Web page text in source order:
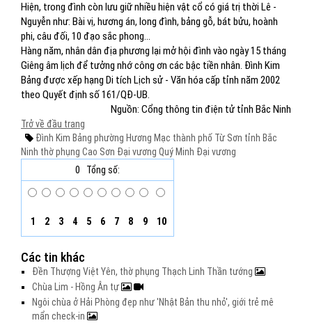
Hiện, trong đình còn lưu giữ nhiều hiện vật cổ có giá trị thời Lê -
Nguyễn như: Bài vị, hương án, long đình, bảng gỗ, bát bửu, hoành
phi, câu đối, 10 đạo sắc phong...
Hàng năm, nhân dân địa phương lại mở hội đình vào ngày 15 tháng
Giêng âm lịch để tưởng nhớ công ơn các bậc tiền nhân. Đình Kim
Bảng được xếp hạng Di tích Lịch sử - Văn hóa cấp tỉnh năm 2002
theo Quyết định số 161/QĐ-UB.
Nguồn: Cổng thông tin điện tử tỉnh Bắc Ninh
Trở về đầu trang
Đình Kim Bảng phường Hương Mạc thành phố Từ Sơn tỉnh Bắc
Ninh thờ phụng Cao Sơn Đại vương Quý Minh Đại vương
0
Tổng số:
1 2 3 4 5 6 7 8 9 10
Các tin khác
Đền Thượng Việt Yên, thờ phụng Thạch Linh Thần tướng
Chùa Lim - Hồng Ân tự
Ngôi chùa ở Hải Phòng đẹp như 'Nhật Bản thu nhỏ', giới trẻ mê
mẩn check-in